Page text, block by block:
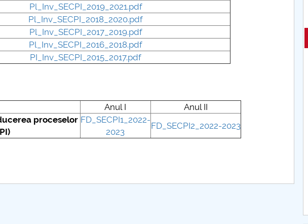
Pl_Inv_SECPI_2019_2021.pdf
Pl_Inv_SECPI_2018_2020.pdf
Pl_Inv_SECPI_2017_2019.pdf
Pl_Inv_SECPI_2016_2018.pdf
PI_Inv_SECPI_2015_2017.pdf
Anul I
Anul II
proceselor FD_SECPI1_2022-
2023
FD_SECPI2_2022-2023
mai multe informatii...
Învățământului Superior și